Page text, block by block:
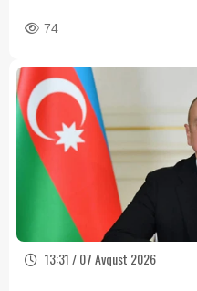
74
13:31 / 07 Avqust 2026